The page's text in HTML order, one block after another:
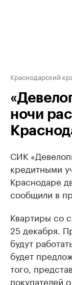
Краснодарский
ночи
СИК
кредитными
Краснодаре
сообщили в
Квартиры со
25 декабря.
будут
будет
того,
покупателей